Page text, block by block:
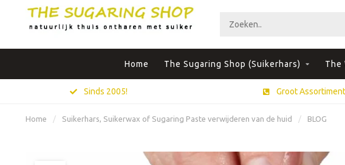
Home The Sugaring Shop (Suikerhars) The
Sinds 2005! Groot Assortiment
Home / Suikerhars, Suikerwax of Sugaring Paste verwijderen van de huid / BLOG